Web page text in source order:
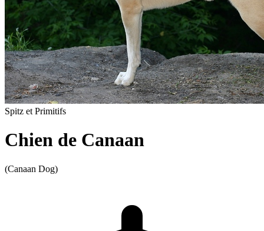
Spitz et Primitifs
Chien de Canaan
(Canaan Dog)